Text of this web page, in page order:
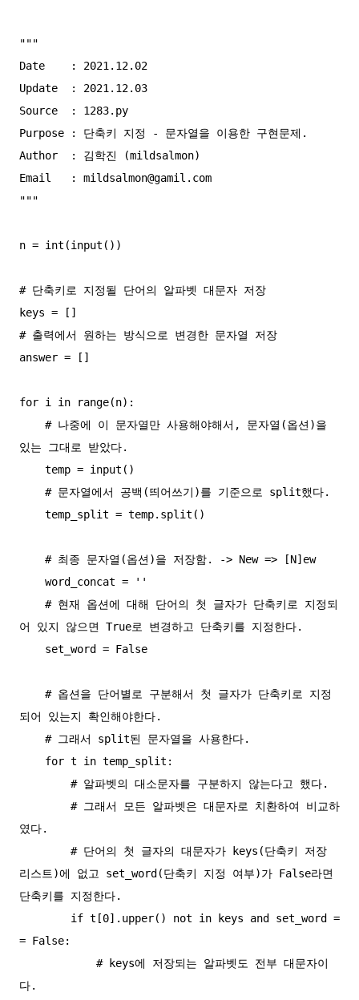
"""
Date    : 2021.12.02
Update  : 2021.12.03
Source  : 1283.py
Purpose : 단축키 지정 - 문자열을 이용한 구현문제.
Author  : 김학진 (mildsalmon)
Email   : mildsalmon@gamil.com
"""
n = int(input())
# 단축키로 지정될 단어의 알파벳 대문자 저장
keys = []
# 출력에서 원하는 방식으로 변경한 문자열 저장
answer = []
for i in range(n):
있는 그대로 받았다.
어 있지 않으면 True로 변경하고 단축키를 지정한다.
되어 있는지 확인해야한다.
였다.
리스트)에 없고 set_word(단축키 지정 여부)가 False라면
단축키를 지정한다.
= False:
다.